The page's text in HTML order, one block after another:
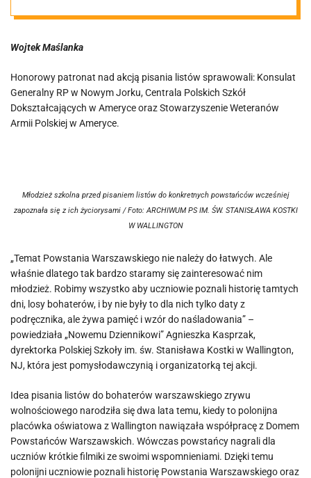
Wojtek Maślanka
Honorowy patronat nad akcją pisania listów sprawowali: Konsulat
Generalny RP w Nowym Jorku, Centrala Polskich Szkół
Dokształcających w Ameryce oraz Stowarzyszenie Weteranów
Armii Polskiej w Ameryce.
Młodzież szkolna przed pisaniem listów do konkretnych powstańców wcześniej
zapoznała się z ich życiorysami / Foto: ARCHIWUM PS IM. ŚW. STANISŁAWA KOSTKI
W WALLINGTON
„Temat Powstania Warszawskiego nie należy do łatwych. Ale
właśnie dlatego tak bardzo staramy się zainteresować nim
młodzież. Robimy wszystko aby uczniowie poznali historię tamtych
dni, losy bohaterów, i by nie były to dla nich tylko daty z
podręcznika, ale żywa pamięć i wzór do naśladowania” –
powiedziała „Nowemu Dziennikowi” Agnieszka Kasprzak,
dyrektorka Polskiej Szkoły im. św. Stanisława Kostki w Wallington,
NJ, która jest pomysłodawczynią i organizatorką tej akcji.
Idea pisania listów do bohaterów warszawskiego zrywu
wolnościowego narodziła się dwa lata temu, kiedy to polonijna
placówka oświatowa z Wallington nawiązała współpracę z Domem
Powstańców Warszawskich. Wówczas powstańcy nagrali dla
uczniów krótkie filmiki ze swoimi wspomnieniami. Dzięki temu
polonijni uczniowie poznali historię Powstania Warszawskiego oraz